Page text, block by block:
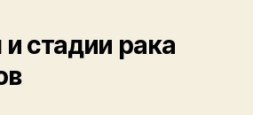
стадии рака